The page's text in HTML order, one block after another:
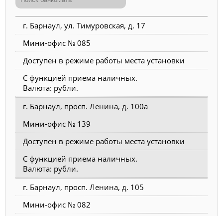
г. Барнаул, ул. Тимуровская, д. 17
Мини-офис № 085
Доступен в режиме работы места установки
С функцией приема наличных.
Валюта: рубли.
г. Барнаул, просп. Ленина, д. 100а
Мини-офис № 139
Доступен в режиме работы места установки
С функцией приема наличных.
Валюта: рубли.
г. Барнаул, просп. Ленина, д. 105
Мини-офис № 082